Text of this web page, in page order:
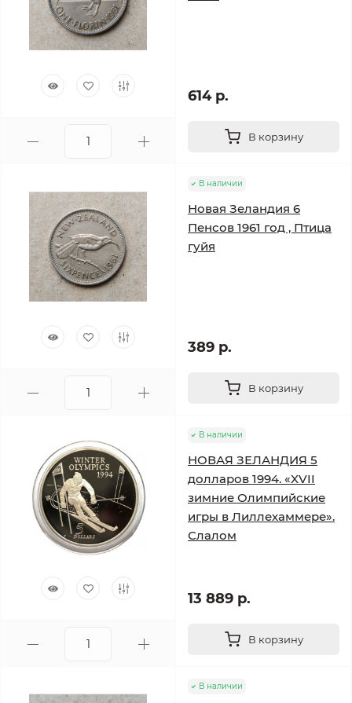
614 р.
В корзину
В наличии
Новая Зеландия 6
Пенсов 1961 год , Птица
гуйя
389 р.
В корзину
В наличии
НОВАЯ ЗЕЛАНДИЯ 5
долларов 1994. «XVII
зимние Олимпийские
игры в Лиллехаммере».
Слалом
13 889 р.
В корзину
В наличии